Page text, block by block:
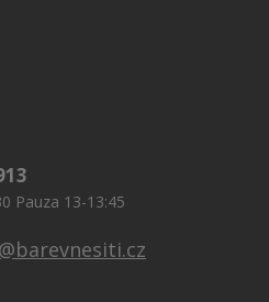
Pauza 13-13:45